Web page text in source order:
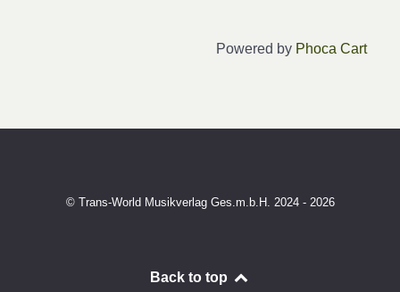
Powered by Phoca Cart
© Trans-World Musikverlag Ges.m.b.H. 2024 - 2026
Back to top